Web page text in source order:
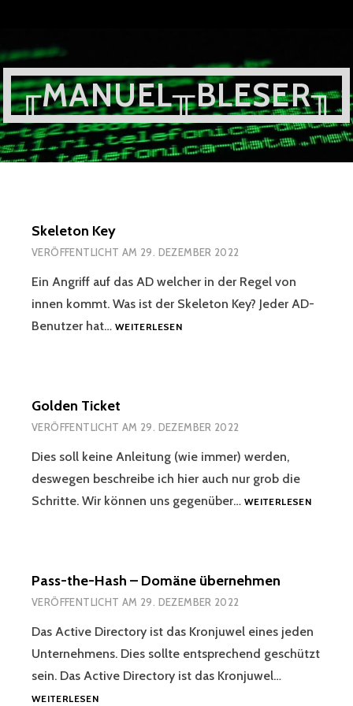
springen
╓MANUEL╥BLESER╖
Skeleton Key
VERÖFFENTLICHT AM 29. DEZEMBER 2022
Ein Angriff auf das AD welcher in der Regel von
innen kommt. Was ist der Skeleton Key? Jeder AD-
Benutzer hat… WEITERLESENSKELETON
Golden Ticket
VERÖFFENTLICHT AM 29. DEZEMBER 2022
Dies soll keine Anleitung (wie immer) werden,
deswegen beschreibe ich hier auch nur grob die
Schritte. Wir können uns gegenüber… WEITERLESENGOLDEN
Pass-the-Hash – Domäne übernehmen
VERÖFFENTLICHT AM 29. DEZEMBER 2022
Das Active Directory ist das Kronjuwel eines jeden
Unternehmens. Dies sollte entsprechend geschützt
sein. Das Active Directory ist das Kronjuwel…
WEITERLESENPASS-